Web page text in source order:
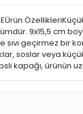
9x15,5 cm
sıvı geçirmez bir
soslar veya
kapağı, ürünün